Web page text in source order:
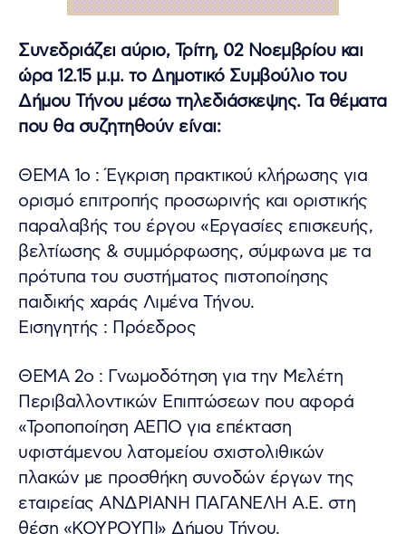
Συνεδριάζει αύριο, Τρίτη, 02 Νοεμβρίου και
ώρα 12.15 μ.μ. το Δημοτικό Συμβούλιο του
Δήμου Τήνου μέσω τηλεδιάσκεψης. Τα θέματα
που θα συζητηθούν είναι:
ΘΕΜΑ 1ο : Έγκριση πρακτικού κλήρωσης για
ορισμό επιτροπής προσωρινής και οριστικής
παραλαβής του έργου «Εργασίες επισκευής,
βελτίωσης & συμμόρφωσης, σύμφωνα με τα
πρότυπα του συστήματος πιστοποίησης
παιδικής χαράς Λιμένα Τήνου.
Εισηγητής : Πρόεδρος
ΘΕΜΑ 2ο : Γνωμοδότηση για την Μελέτη
Περιβαλλοντικών Επιπτώσεων που αφορά
«Τροποποίηση ΑΕΠΟ για επέκταση
υφιστάμενου λατομείου σχιστολιθικών
πλακών με προσθήκη συνοδών έργων της
εταιρείας ΑΝΔΡΙΑΝΗ ΠΑΓΑΝΕΛΗ Α.Ε. στη
θέση «ΚΟΥΡΟΥΠΙ» Δήμου Τήνου.